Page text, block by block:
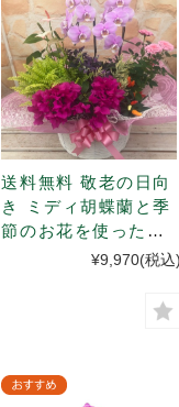
送料無料 敬老の日向
き ミディ胡蝶蘭と季
節のお花を使った寄
せ鉢 アレンジメント
¥9,970(税込)